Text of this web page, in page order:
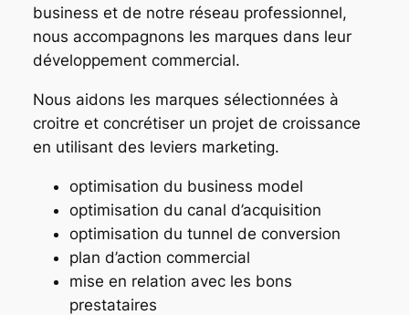
business et de notre réseau professionnel,
nous accompagnons les marques dans leur
développement commercial.
Nous aidons les marques sélectionnées à
croitre et concrétiser un projet de croissance
en utilisant des leviers marketing.
optimisation du business model
optimisation du canal d’acquisition
optimisation du tunnel de conversion
plan d’action commercial
mise en relation avec les bons
prestataires